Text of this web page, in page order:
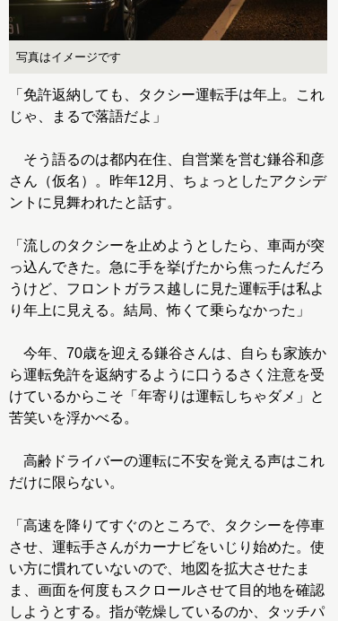
写真はイメージです
「免許返納しても、タクシー運転手は年上。これ
じゃ、まるで落語だよ」
そう語るのは都内在住、自営業を営む鎌谷和彦
さん（仮名）。昨年12月、ちょっとしたアクシデ
ントに見舞われたと話す。
「流しのタクシーを止めようとしたら、車両が突
っ込んできた。急に手を挙げたから焦ったんだろ
うけど、フロントガラス越しに見た運転手は私よ
り年上に見える。結局、怖くて乗らなかった」
今年、70歳を迎える鎌谷さんは、自らも家族か
ら運転免許を返納するように口うるさく注意を受
けているからこそ「年寄りは運転しちゃダメ」と
苦笑いを浮かべる。
高齢ドライバーの運転に不安を覚える声はこれ
だけに限らない。
「高速を降りてすぐのところで、タクシーを停車
させ、運転手さんがカーナビをいじり始めた。使
い方に慣れていないので、地図を拡大させたま
ま、画面を何度もスクロールさせて目的地を確認
しようとする。指が乾燥しているのか、タッチパ